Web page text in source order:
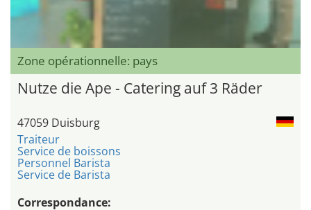
Zone opérationnelle: pays
Nutze die Ape - Catering auf 3 Räder
47059 Duisburg
Traiteur
Service de boissons
Personnel Barista
Service de Barista
Correspondance: